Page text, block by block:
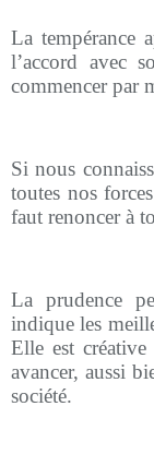
La tempérance
l’accord avec
commencer par
Si nous
toutes nos
faut renoncer à
La prudence
indique les
Elle est
avancer, aussi
société.